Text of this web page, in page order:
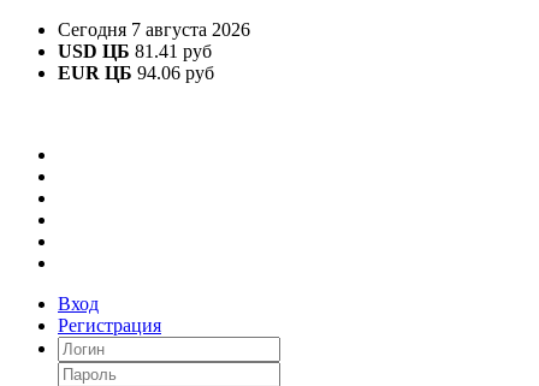
Сегодня 7 августа 2026
USD ЦБ 81.41 руб
EUR ЦБ 94.06 руб
Вход
Регистрация